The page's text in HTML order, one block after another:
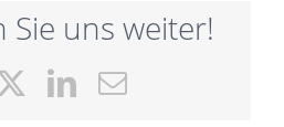
Sie uns weiter!
LinkedIn
E-